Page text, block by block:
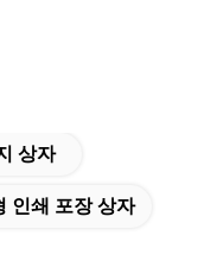
상자
인쇄 포장 상자